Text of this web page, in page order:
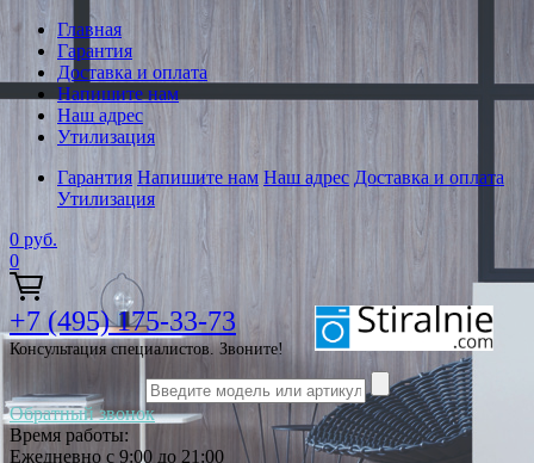
Главная
Гарантия
Доставка и оплата
Напишите нам
Наш адрес
Утилизация
Гарантия Напишите нам Наш адрес Доставка и оплата
Утилизация
0 руб.
0
+7 (495) 175-33-73
Консультация специалистов. Звоните!
Обратный звонок
Время работы:
Ежедневно с 9:00 до 21:00